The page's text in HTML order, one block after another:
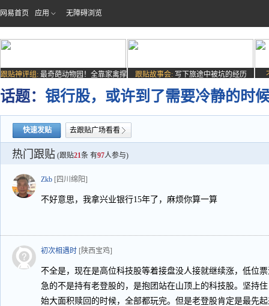
网易首页 应用 无障碍浏览
跟贴神评组: 最奇葩动物园！全靠家禽撑
场子
跟贴故事会: 写下旅途中被坑的经历
话题： 银行股，或许到了需要冷静的时
快速发贴 去跟贴广场看看
热门跟贴 (跟贴21条 有97人参与)
Zkb [四川绵阳]
不好意思，我拿兴业银行15年了，麻烦你算一算
初次相遇时 [陕西宝鸡]
不全是，现在是高位科技股等着接盘没人接就继续涨，低位
急的不是持有老登股的，是抱团站在山顶上的科技股。坚持
始大面积赎回的时候，全部都玩完。但是老登股肯定是最先